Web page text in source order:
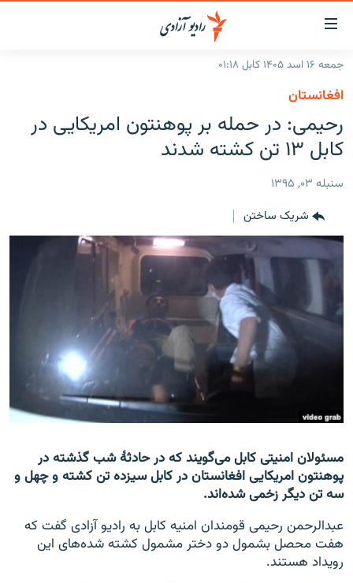
لینک‌های
قابل
دسترسی
به
متن
اصلی
بازگشت
منوی
مراجعه
به
صفحه
جستجو
افغانستان
جهان
خبرها
برنامه‌ها
مجموعه تصویری
ورزش
بحران مهاجرت
'کووید-۱۹'
صفحه پشتو
به ما بپیوندید
همۀ سایت‌های رادیو آزادی/ رادیو اروپای آزاد
جمعه ۱۶ اسد ۱۴۰۵ کابل ۰۱:۱۸
افغانستان
رحیمی: در حمله بر پوهنتون امریکایی در
کابل ۱۳ تن کشته شدند
سنبله ۰۳, ۱۳۹۵
شریک ساختن
مسئولان امنیتی کابل می‌گویند که در حادثۀ شب گذشته در
پوهنتون امریکایی افغانستان در کابل سیزده تن کشته و چهل و
سه تن دیگر زخمی شده‌اند.
عبدالرحمن رحیمی قومندان امنیه کابل به رادیو آزادی گفت که
هفت محصل بشمول دو دختر مشمول کشته شده‌های این
رویداد هستند.